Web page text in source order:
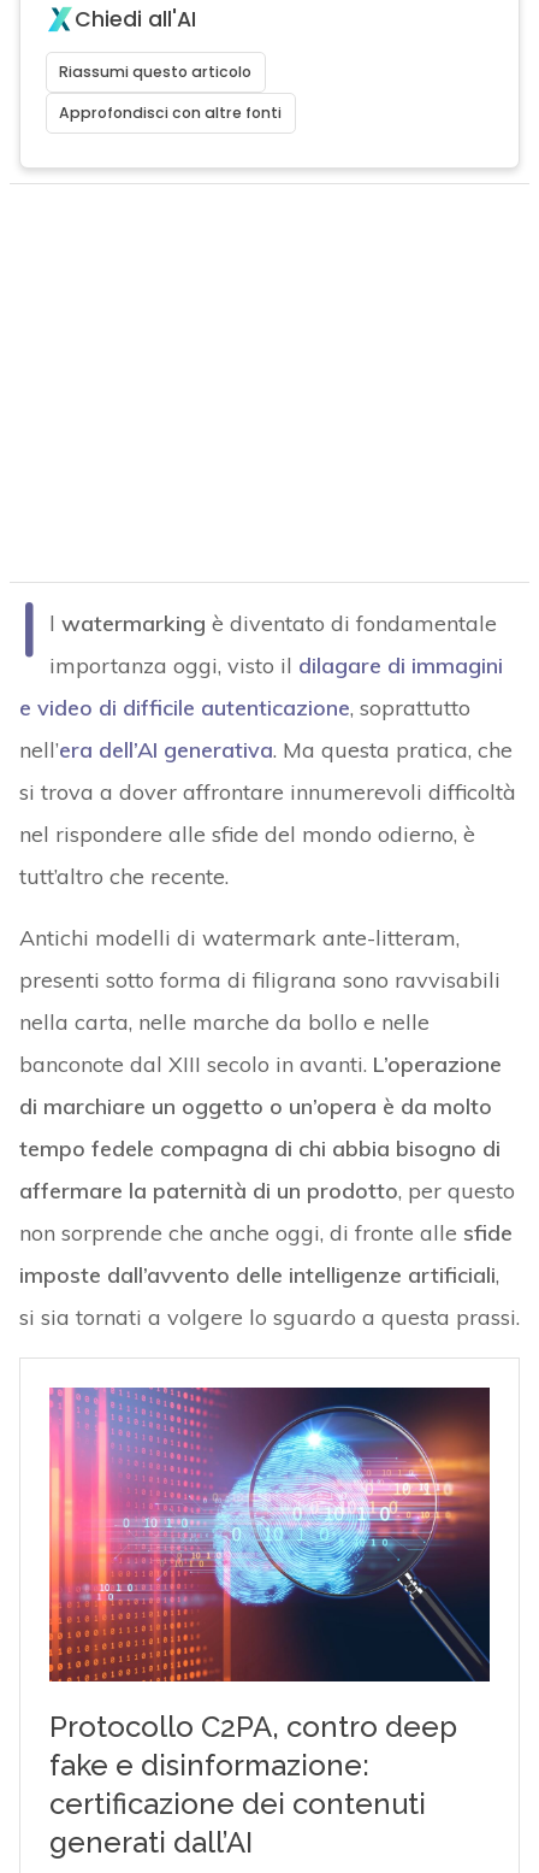
Chiedi all'AI
Riassumi questo articolo
Approfondisci con altre fonti
I l watermarking è diventato di fondamentale
importanza oggi, visto il dilagare di immagini
e video di difficile autenticazione, soprattutto
nell’era dell’AI generativa. Ma questa pratica, che
si trova a dover affrontare innumerevoli difficoltà
nel rispondere alle sfide del mondo odierno, è
tutt’altro che recente.
Antichi modelli di watermark ante-litteram,
presenti sotto forma di filigrana sono ravvisabili
nella carta, nelle marche da bollo e nelle
banconote dal XIII secolo in avanti. L’operazione
di marchiare un oggetto o un’opera è da molto
tempo fedele compagna di chi abbia bisogno di
affermare la paternità di un prodotto, per questo
non sorprende che anche oggi, di fronte alle sfide
imposte dall’avvento delle intelligenze artificiali,
si sia tornati a volgere lo sguardo a questa prassi.